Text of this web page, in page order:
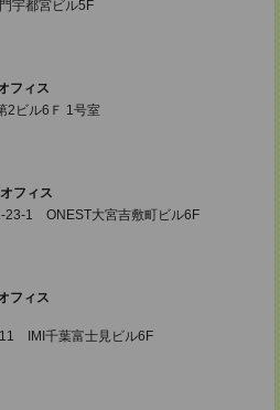
宇都宮ビル5F
フィス
ビル6Ｆ 1号室
フィス
23-1 ONEST大宮吉敷町ビル6F
フィス
IMI千葉富士見ビル6F